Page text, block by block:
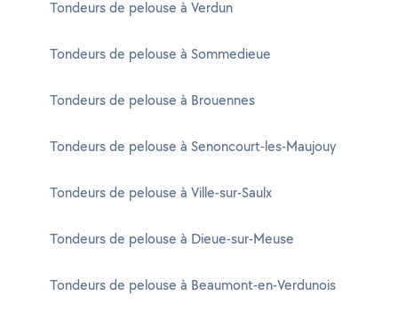
Tondeurs de pelouse à Verdun
Tondeurs de pelouse à Sommedieue
Tondeurs de pelouse à Brouennes
Tondeurs de pelouse à Senoncourt-les-Maujouy
Tondeurs de pelouse à Ville-sur-Saulx
Tondeurs de pelouse à Dieue-sur-Meuse
Tondeurs de pelouse à Beaumont-en-Verdunois